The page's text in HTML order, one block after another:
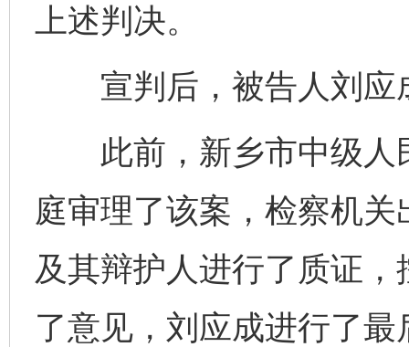
上述判决。
宣判后，被告人刘应
此前，新乡市中级人
庭审理了该案，检察机
及其辩护人进行了质证
了意见，刘应成进行了